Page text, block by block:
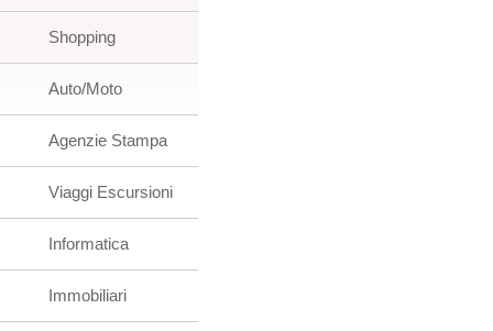
Shopping
Auto/Moto
Agenzie Stampa
Viaggi Escursioni
Informatica
Immobiliari